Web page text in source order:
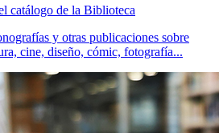
catálogo de la Biblioteca
y otras publicaciones sobre
cine, diseño, cómic, fotografía...